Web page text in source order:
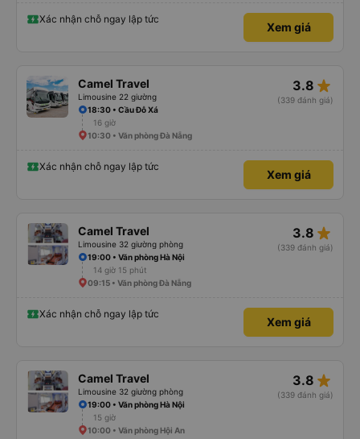
Xác nhận chỗ ngay lập tức
Xem giá
Camel Travel
Limousine 22 giường
3.8 star_rate
(339 đánh giá)
18:30 • Cầu Đỗ Xá
16 giờ
10:30 • Văn phòng Đà Nẵng
Xác nhận chỗ ngay lập tức
Xem giá
Camel Travel
Limousine 32 giường phòng
3.8 star_rate
(339 đánh giá)
19:00 • Văn phòng Hà Nội
14 giờ 15 phút
09:15 • Văn phòng Đà Nẵng
Xác nhận chỗ ngay lập tức
Xem giá
Camel Travel
Limousine 32 giường phòng
3.8 star_rate
(339 đánh giá)
19:00 • Văn phòng Hà Nội
15 giờ
10:00 • Văn phòng Hội An